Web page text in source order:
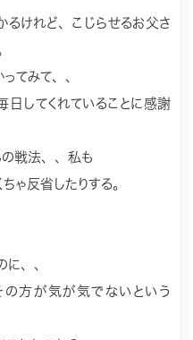
けれど、こじらせるお父さ
てみて、、
してくれていることに感謝
の戦法、、私も
ゃ反省したりする。
に、、
の方が気が気でないという